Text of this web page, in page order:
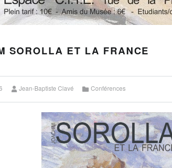
SOROLLA ET LA FRANCE
Jean-Baptiste Clavé Conférences